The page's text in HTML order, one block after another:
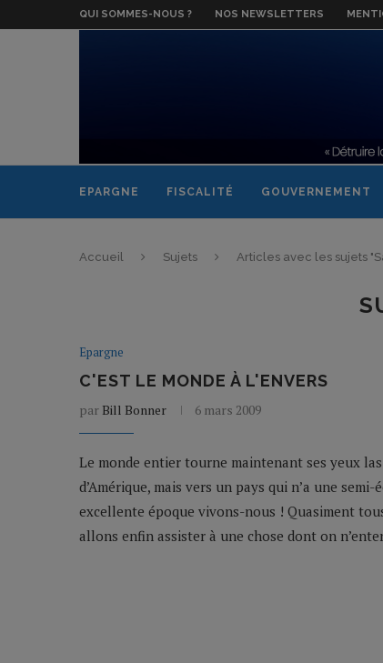
QUI SOMMES-NOUS ? NOS NEWSLETTERS
EPARGNE FISCALITÉ GOUVERNEMENT
Accueil Sujets Articles avec les sujets
Epargne
C'EST LE MONDE À L'ENVERS
par Bill Bonner 6 mars 2009
Le monde entier tourne maintenant ses yeux
d’Amérique, mais vers un pays qui n’a une
excellente époque vivons-nous ! Quasiment
allons enfin assister à une chose dont on